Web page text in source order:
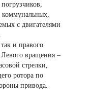
коммунальных,
с двигателями
и правого
вращения –
стрелки,
ротора по
привода.